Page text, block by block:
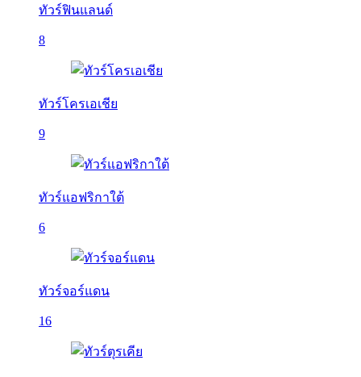
ทัวร์ฟินแลนด์
8
ทัวร์โครเอเชีย
9
ทัวร์แอฟริกาใต้
6
ทัวร์จอร์แดน
16